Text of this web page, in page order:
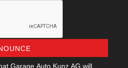
Garage Auto Kunz AG will